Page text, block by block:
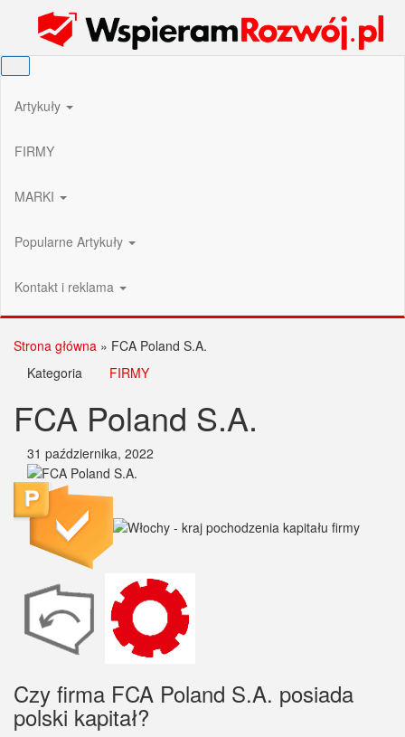
Wspieram Rozwój PL
Artykuły
FIRMY
MARKI
Popularne Artykuły
Kontakt i reklama
Strona główna » FCA Poland S.A.
Kategoria
FIRMY
FCA Poland S.A.
31 października, 2022
Czy firma FCA Poland S.A. posiada
polski kapitał?